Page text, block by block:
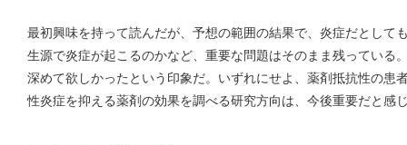
最初興味を持って読んだが、予想の範囲の結果で、炎症だとして
生源で炎症が起こるのかなど、重要な問題はそのまま残っている
深めて欲しかったという印象だ。いずれにせよ、薬剤抵抗性の患
性炎症を抑える薬剤の効果を調べる研究方向は、今後重要だと感